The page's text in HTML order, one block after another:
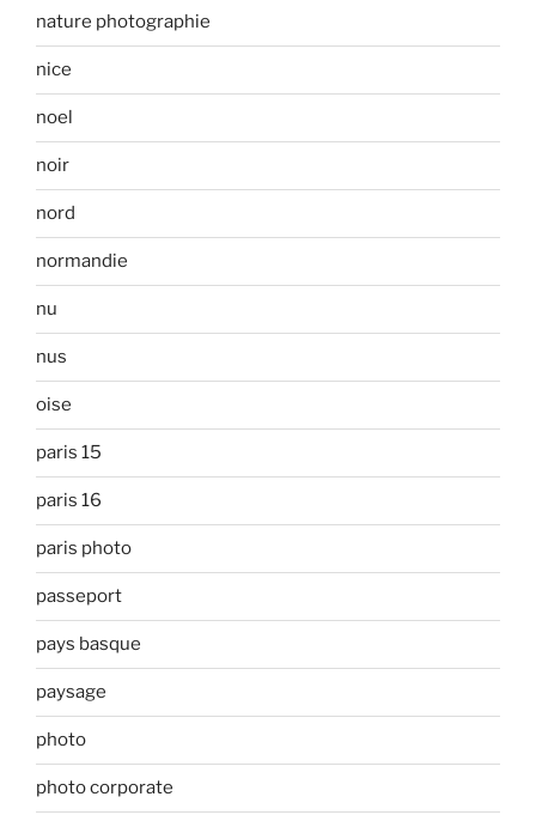
nature photographie
nice
noel
noir
nord
normandie
nu
nus
oise
paris 15
paris 16
paris photo
passeport
pays basque
paysage
photo
photo corporate